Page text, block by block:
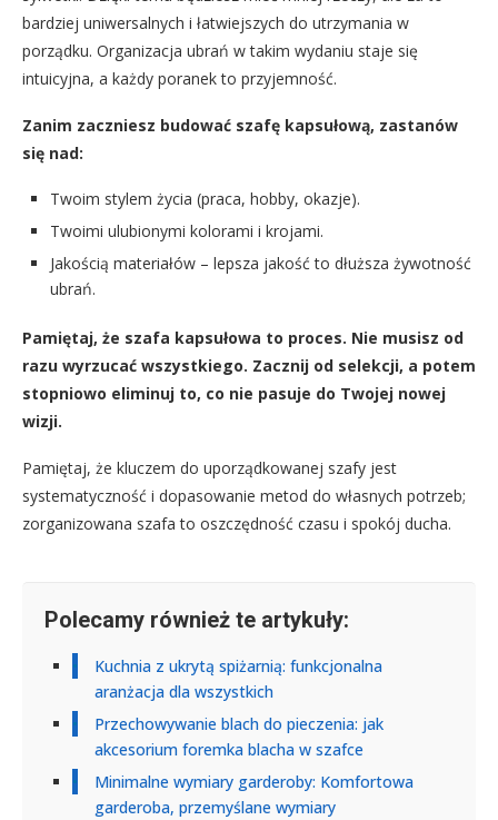
bardziej uniwersalnych i łatwiejszych do utrzymania w
porządku. Organizacja ubrań w takim wydaniu staje się
intuicyjna, a każdy poranek to przyjemność.
Zanim zaczniesz budować szafę kapsułową, zastanów
się nad:
Twoim stylem życia (praca, hobby, okazje).
Twoimi ulubionymi kolorami i krojami.
Jakością materiałów – lepsza jakość to dłuższa żywotność
ubrań.
Pamiętaj, że szafa kapsułowa to proces. Nie musisz od
razu wyrzucać wszystkiego. Zacznij od selekcji, a potem
stopniowo eliminuj to, co nie pasuje do Twojej nowej
wizji.
Pamiętaj, że kluczem do uporządkowanej szafy jest
systematyczność i dopasowanie metod do własnych potrzeb;
zorganizowana szafa to oszczędność czasu i spokój ducha.
Polecamy również te artykuły:
Kuchnia z ukrytą spiżarnią: funkcjonalna
aranżacja dla wszystkich
Przechowywanie blach do pieczenia: jak
akcesorium foremka blacha w szafce
Minimalne wymiary garderoby: Komfortowa
garderoba, przemyślane wymiary